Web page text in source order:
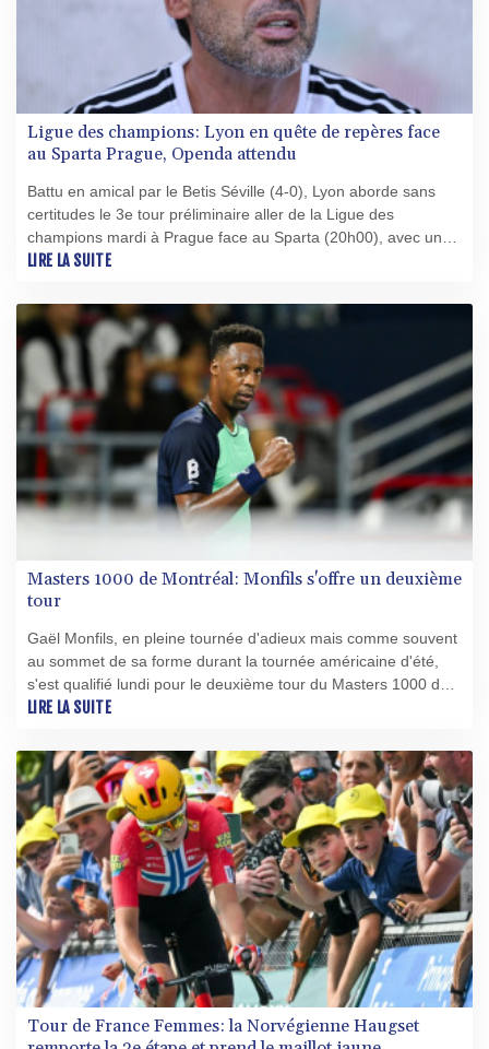
Ligue des champions: Lyon en quête de repères face
au Sparta Prague, Openda attendu
Battu en amical par le Betis Séville (4-0), Lyon aborde sans
certitudes le 3e tour préliminaire aller de la Ligue des
champions mardi à Prague face au Sparta (20h00), avec un
effectif qui reste à finaliser mais en comptant sur Loïs Openda
LIRE LA SUITE
Masters 1000 de Montréal: Monfils s'offre un deuxième
tour
Gaël Monfils, en pleine tournée d'adieux mais comme souvent
au sommet de sa forme durant la tournée américaine d'été,
s'est qualifié lundi pour le deuxième tour du Masters 1000 de
Montréal en battant le Polonais Kamil Majchrzak (67e mondial)
LIRE LA SUITE
Tour de France Femmes: la Norvégienne Haugset